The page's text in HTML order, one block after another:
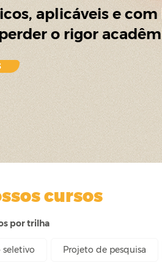
aplicáveis e
o rigor
cursos
por trilha
seletivo Projeto de pesquisa